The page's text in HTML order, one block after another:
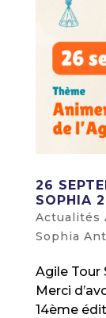
26
SOPHIA
Actualités
Sophia
Agile Tour
Merci
14ème